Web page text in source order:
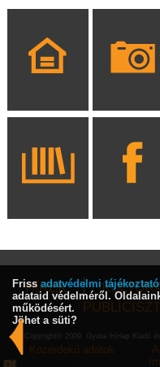
HÍREK
Copyright© 2009, Gyulai Hírlap Kiadó
Közérdekű adatok
Friss adatvédelmi
adataid védelméről.
működésért.
Jöhet a süti?